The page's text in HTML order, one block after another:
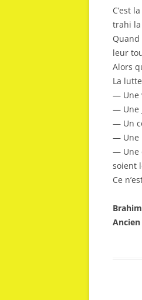
C’est
trahi la
leur
Alors
La
— Une
— Une
— Un
— Une
— Une
soient
Ce
Ancien